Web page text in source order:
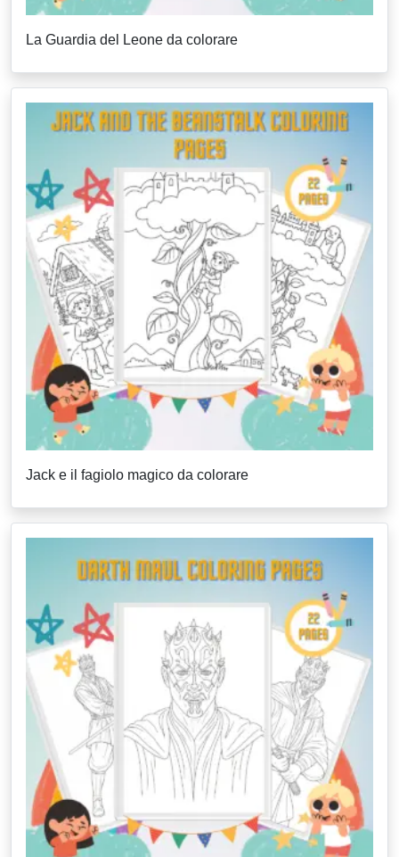
La Guardia del Leone da colorare
Jack e il fagiolo magico da colorare